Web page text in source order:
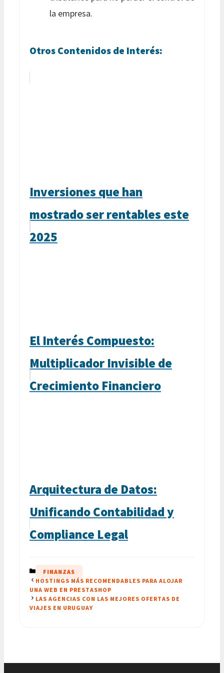
la empresa.
Otros Contenidos de Interés:
Inversiones que han
mostrado ser rentables este
2025
El Interés Compuesto:
Multiplicador Invisible de
Crecimiento Financiero
Arquitectura de Datos:
Unificando Contabilidad y
Compliance Legal
CATEGORÍAS
FINANZAS
HOSTINGS MÁS RECOMENDABLES PARA ALOJAR
UNA WEB EN PRESTASHOP
LAS AGENCIAS CON LAS MEJORES OFERTAS DE
VIAJES EN URUGUAY